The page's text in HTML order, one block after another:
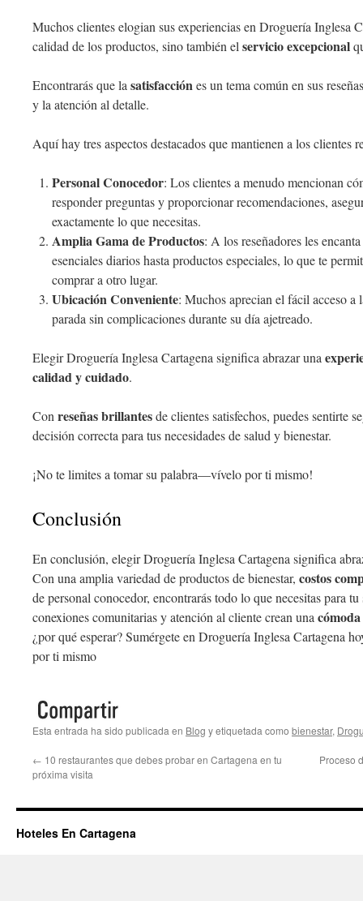
Muchos clientes elogian sus experiencias en Droguería Inglesa
calidad de los productos, sino también el servicio excepcional
Encontrarás que la satisfacciónes un tema común en sus
y la atención al detalle.
Aquí hay tres aspectos destacados que mantienen a los clientes
Personal Conocedor: Los clientes a menudo mencionan
responder preguntas y proporcionar recomendaciones,
exactamente lo que necesitas.
Amplia Gama de Productos: A los reseñadores les
esenciales diarios hasta productos especiales, lo que te
comprar a otro lugar.
Ubicación Conveniente: Muchos aprecian el fácil acceso
parada sin complicaciones durante su día ajetreado.
Elegir Droguería Inglesa Cartagena significa abrazar una
calidad y cuidado.
Con reseñas brillantesde clientes satisfechos, puedes sentirte
decisión correcta para tus necesidades de salud y bienestar.
¡No te limites a tomar su palabra—vívelo por ti mismo!
Conclusión
En conclusión, elegir Droguería Inglesa Cartagena significa
Con una amplia variedad de productos de bienestar, costos
de personal conocedor, encontrarás todo lo que necesitas para
conexiones comunitarias y atención al cliente crean una
¿por qué esperar? Sumérgete en Droguería Inglesa Cartagena
por ti mismo
Esta entrada ha sido publicada en Blog y etiquetada como bienestar,
← 10 restaurantes que debes probar en Cartagena en tu
próxima visita
Proceso
Hoteles En Cartagena